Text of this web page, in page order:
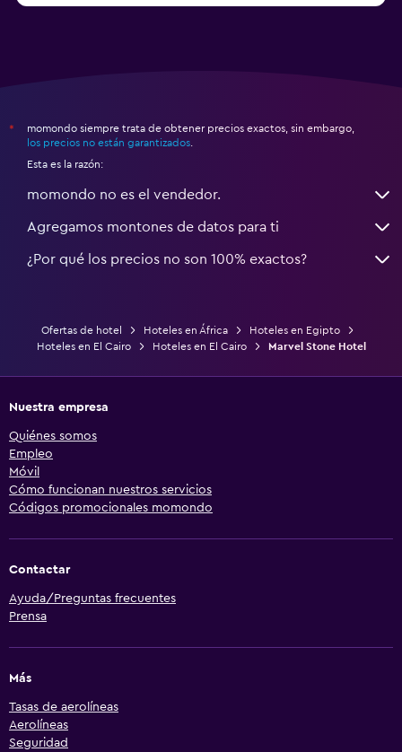
*
momondo siempre trata de obtener precios exactos, sin embargo,
los precios no están garantizados
Esta es la razón:
momondo no es el vendedor.
Agregamos montones de datos para ti
¿Por qué los precios no son 100% exactos?
Ofertas de hotel Hoteles en África
Hoteles en Egipto
Hoteles en El Cairo
Hoteles en El Cairo Marvel Stone Hotel
Nuestra empresa
Quiénes somos
Empleo
Móvil
Cómo funcionan nuestros servicios
Códigos promocionales momondo
Contactar
Ayuda/Preguntas frecuentes
Prensa
Más
Tasas de aerolíneas
Aerolíneas
Seguridad